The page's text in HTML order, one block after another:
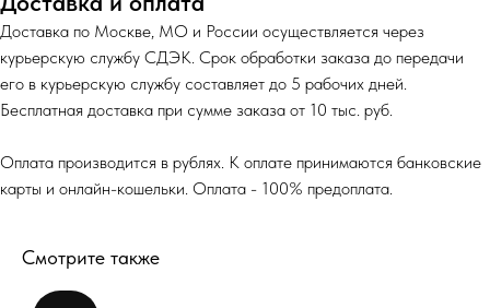
Доставка по Москве, МО и России осуществляется через
курьерскую службу СДЭК. Срок обработки заказа до передачи
его в курьерскую службу составляет до 5 рабочих дней.
Бесплатная доставка при сумме заказа от 10 тыс. руб.
Оплата производится в рублях. К оплате принимаются банковские
карты и онлайн-кошельки. Оплата - 100% предоплата.
Смотрите также